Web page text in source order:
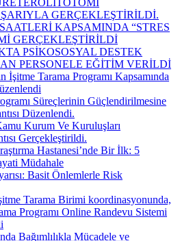
GERÇEKLEŞTİRİLDİ.
KAPSAMINDA “STRES
GERÇEKLEŞTİRİLDİ
PSİKOSOSYAL DESTEK
PERSONELE EĞİTİM VERİLDİ
İşitme Tarama Programı Kapsamında
Süreçlerinin Güçlendirilmesine
Düzenlendi.
Kurum Ve Kuruluşları
Gerçekleştirildi.
Hastanesi’nde Bir İlk: 5
Müdahale
Basit Önlemlerle Risk
Tarama Birimi koordinasyonunda,
Programı Online Randevu Sistemi
Bağımlılıkla Mücadele ve